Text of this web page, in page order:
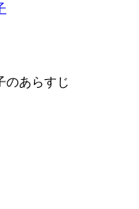
あらすじ